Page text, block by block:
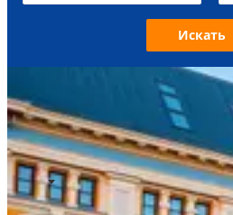
Искать